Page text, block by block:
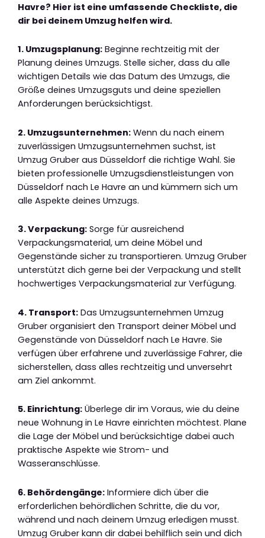
Havre? Hier ist eine umfassende Checkliste, die
dir bei deinem Umzug helfen wird.
1. Umzugsplanung: Beginne rechtzeitig mit der
Planung deines Umzugs. Stelle sicher, dass du alle
wichtigen Details wie das Datum des Umzugs, die
Größe deines Umzugsguts und deine speziellen
Anforderungen berücksichtigst.
2. Umzugsunternehmen: Wenn du nach einem
zuverlässigen Umzugsunternehmen suchst, ist
Umzug Gruber aus Düsseldorf die richtige Wahl. Sie
bieten professionelle Umzugsdienstleistungen von
Düsseldorf nach Le Havre an und kümmern sich um
alle Aspekte deines Umzugs.
3. Verpackung: Sorge für ausreichend
Verpackungsmaterial, um deine Möbel und
Gegenstände sicher zu transportieren. Umzug Gruber
unterstützt dich gerne bei der Verpackung und stellt
hochwertiges Verpackungsmaterial zur Verfügung.
4. Transport: Das Umzugsunternehmen Umzug
Gruber organisiert den Transport deiner Möbel und
Gegenstände von Düsseldorf nach Le Havre. Sie
verfügen über erfahrene und zuverlässige Fahrer, die
sicherstellen, dass alles rechtzeitig und unversehrt
am Ziel ankommt.
5. Einrichtung: Überlege dir im Voraus, wie du deine
neue Wohnung in Le Havre einrichten möchtest. Plane
die Lage der Möbel und berücksichtige dabei auch
praktische Aspekte wie Strom- und
Wasseranschlüsse.
6. Behördengänge: Informiere dich über die
erforderlichen behördlichen Schritte, die du vor,
während und nach deinem Umzug erledigen musst.
Umzug Gruber kann dir dabei behilflich sein und dich